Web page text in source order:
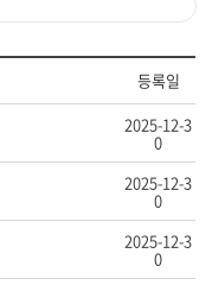
등록일
2025-12-3
0
2025-12-3
0
2025-12-3
0